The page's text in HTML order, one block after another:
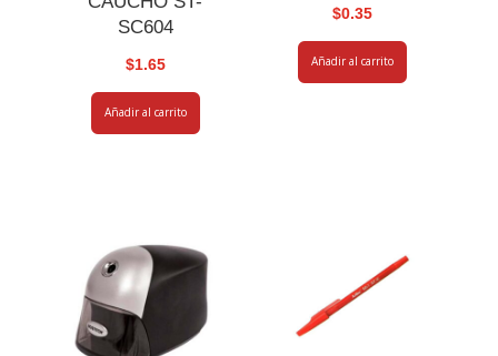
SC604
$1.65
Añadir al carrito
$0.35
Añadir al carrito